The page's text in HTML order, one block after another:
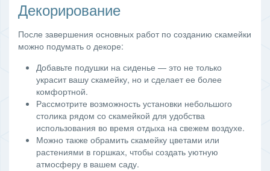
Декорирование
После завершения основных работ по созданию скамейки
можно подумать о декоре:
Добавьте подушки на сиденье — это не только
украсит вашу скамейку, но и сделает ее более
комфортной.
Рассмотрите возможность установки небольшого
столика рядом со скамейкой для удобства
использования во время отдыха на свежем воздухе.
Можно также обрамить скамейку цветами или
растениями в горшках, чтобы создать уютную
атмосферу в вашем саду.